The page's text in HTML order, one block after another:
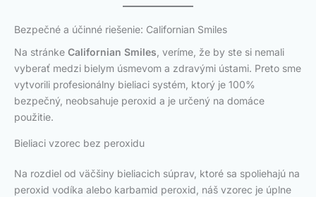
Bezpečné a účinné riešenie: Californian Smiles
Na stránke Californian Smiles, veríme, že by ste si nemali
vyberať medzi bielym úsmevom a zdravými ústami. Preto sme
vytvorili profesionálny bieliaci systém, ktorý je 100%
bezpečný, neobsahuje peroxid a je určený na domáce
použitie.
Bieliaci vzorec bez peroxidu
Na rozdiel od väčšiny bieliacich súprav, ktoré sa spoliehajú na
peroxid vodíka alebo karbamid peroxid, náš vzorec je úplne